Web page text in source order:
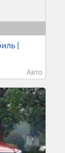
|
Авто